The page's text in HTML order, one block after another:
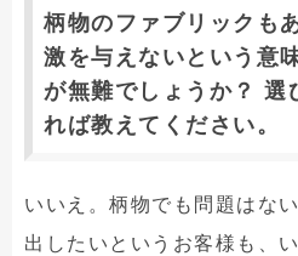
柄物のファブリックも
激を与えないという意
が無難でしょうか？ 選
れば教えてください。
いいえ。柄物でも問題はな
出したいというお客様も、